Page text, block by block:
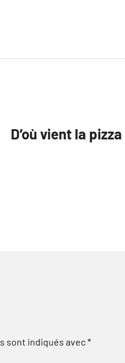
D’où vient la
sont indiqués avec*